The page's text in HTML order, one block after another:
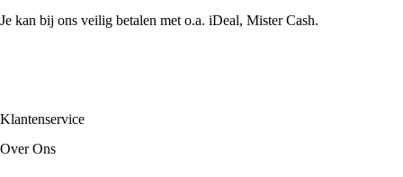
Je kan bij ons veilig betalen met o.a. iDeal, Mister Cash.
Klantenservice
Over Ons